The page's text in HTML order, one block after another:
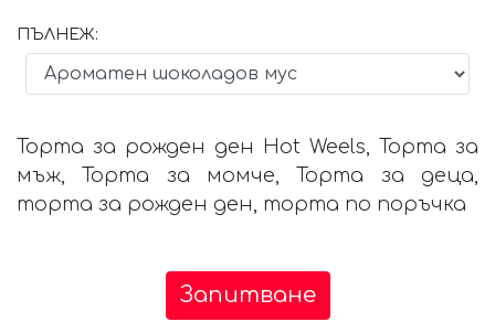
ПЪЛНЕЖ:
Торта за рожден ден Hot Weels, Торта за
мъж, Торта за момче, Торта за деца,
торта за рожден ден, торта по поръчка
Запитване